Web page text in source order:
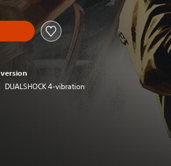
version
DUALSHOCK 4-vibration